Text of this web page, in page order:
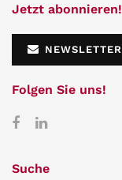
Jetzt abonnieren!
NEWSLETTER
Folgen Sie uns!
Suche